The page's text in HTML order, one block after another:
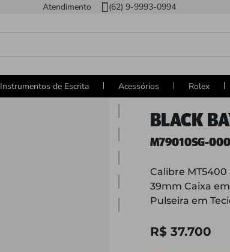
Atendimento (62) 9-9993-0994
Instrumentos de Escrita Acessórios Rolex
BLACK
M79010SG-
Calibre MT5400
39mm Caixa
Pulseira em
R$ 37.700